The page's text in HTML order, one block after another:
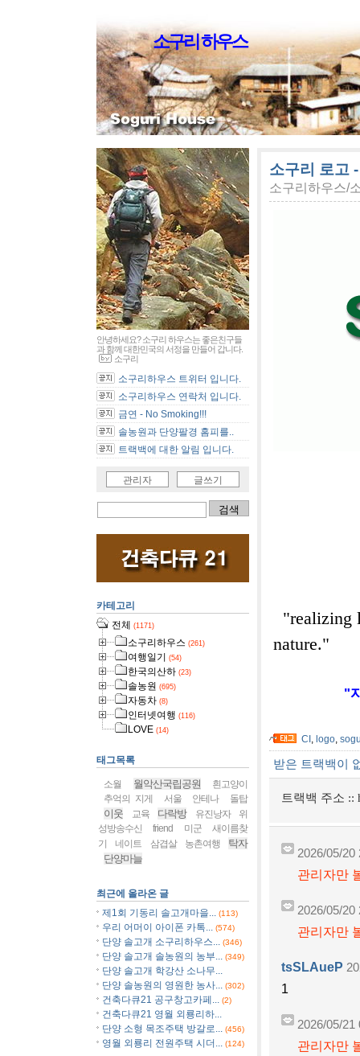
소구리 하우스
소구리 로고
소구리하우스/
"realizing
nature."
"
CI , logo,
받은 트랙백이
트랙백 주소 ::
2026/05/20
관리자만
2026/05/20
관리자만
tsSLAueP
1
2026/05/21
관리자만
안녕하세요? 소구리 하우스는 좋은친구들
과 함께 대한민국의 서정을 만들어 갑니다.
소구리
소구리하우스 트위터 입니다.
소구리하우스 연락처 입니다.
금연 - No Smoking!!!
솔농원과 단양팔경 홈피를..
트랙백에 대한 알림 입니다.
관리자 글쓰기
카테고리
전체 (1171)
소구리하우스 (261)
여행일기 (54)
한국의산하 (23)
솔농원 (695)
자동차 (8)
인터넷여행 (116)
LOVE (14)
태그목록
소월 월악산국립공원
흰고양이
추억의 지게
서울 안테나 돌탑
이웃 교육 다락방 유진낭자
위
성방송수신
friend 미군
새이름찾
기
네이트 삼겹살 농촌여행
탁자
단양마늘
최근에 올라온 글
제1회 기동리 솔고개마을...
(113)
우리 어머이 아이폰 카톡... (574)
단양 솔고개 소구리하우스... (346)
단양 솔고개 솔농원의 농부... (349)
단양 솔고개 학강산 소나무...
단양 솔농원의 영원한 농사...
(302)
건축다큐21 공구창고카페... (2)
건축다큐21 영월 외룡리하...
단양 소형 목조주택 방갈로...
(456)
영월 외룡리 전원주택 시더... (124)